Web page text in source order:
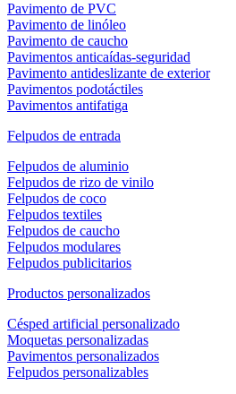
Pavimento de PVC
Pavimento de linóleo
Pavimento de caucho
Pavimentos anticaídas-seguridad
Pavimento antideslizante de exterior
Pavimentos podotáctiles
Pavimentos antifatiga
Felpudos de entrada
Felpudos de aluminio
Felpudos de rizo de vinilo
Felpudos de coco
Felpudos textiles
Felpudos de caucho
Felpudos modulares
Felpudos publicitarios
Productos personalizados
Césped artificial personalizado
Moquetas personalizadas
Pavimentos personalizados
Felpudos personalizables